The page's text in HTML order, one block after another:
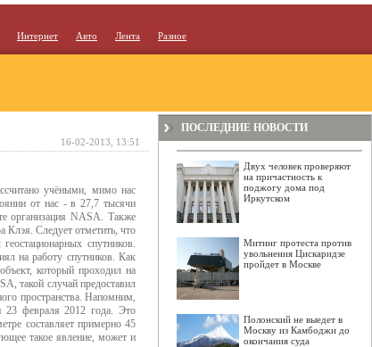
Интернет Авто Лента Разное
учёными, мимо нас
от нас - в 27,7 тысячи
организация NASA. Также
Клэя. Следует отметить, что
спутников.
на работу спутников. Как
который проходил на
такой случай предоставил
пространства. Напомним,
23 февраля 2012 года. Это
составляет примерно 45
такое явление, может и
16-02-2013, 13:51
ПОСЛЕДНИЕ НОВОСТИ
Двух человек проверяют
на причастность к
поджогу дома под
Иркутском
Митинг протеста против
увольнения Цискаридзе
пройдет в Москве
Полонский не выедет в
Москву из Камбоджи до
окончания суда